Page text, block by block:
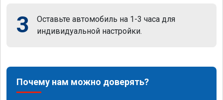
3
Оставьте автомобиль на 1-3 часа для
индивидуальной настройки.
Почему нам можно доверять?